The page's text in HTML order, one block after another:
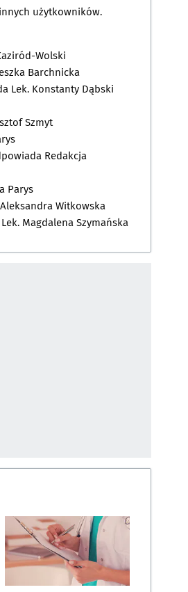
użytkowników.
Wolski
Barchnicka
Lek. Konstanty Dąbski
Szmyt
Redakcja
Parys
Witkowska
Lek. Magdalena Szymańska